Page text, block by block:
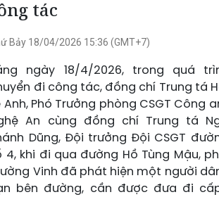
tác
Bảy 18/04/2026 15:36 (GMT+7)
ngày 18/4/2026, trong quá
đi công tác, đồng chí Trung tá
Anh, Phó Trưởng phòng CSGT Công
An cùng đồng chí Trung tá
Dũng, Đội trưởng Đội CSGT
4, khi đi qua đường Hồ Tùng Mậu,
Vinh đã phát hiện một người
bên đường, cần được đưa đi